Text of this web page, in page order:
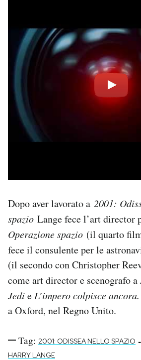
Dopo aver lavorato a 2001:
spazio Lange fece l’art director
Operazione spazio (il quarto
fece il consulente per le
(il secondo con Christopher
come art director e scenografo a
Jedie L’impero colpisce ancora.
a Oxford, nel Regno Unito.
Tag: 2001: ODISSEA NELLO SPAZIO -
HARRY LANGE